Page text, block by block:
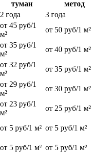
туман
метод
2 года
3 года
от 45 руб/1
м²
от 50 руб/1 м²
от 35 руб/1
м²
от 40 руб/1 м²
от 32 руб/1
м²
от 35 руб/1 м²
от 29 руб/1
м²
от 30 руб/1 м²
от 23 руб/1
м²
от 25 руб/1 м²
от 5 руб/1 м² от 5 руб/1 м²
от 5 руб/1 м² от 5 руб/1 м²